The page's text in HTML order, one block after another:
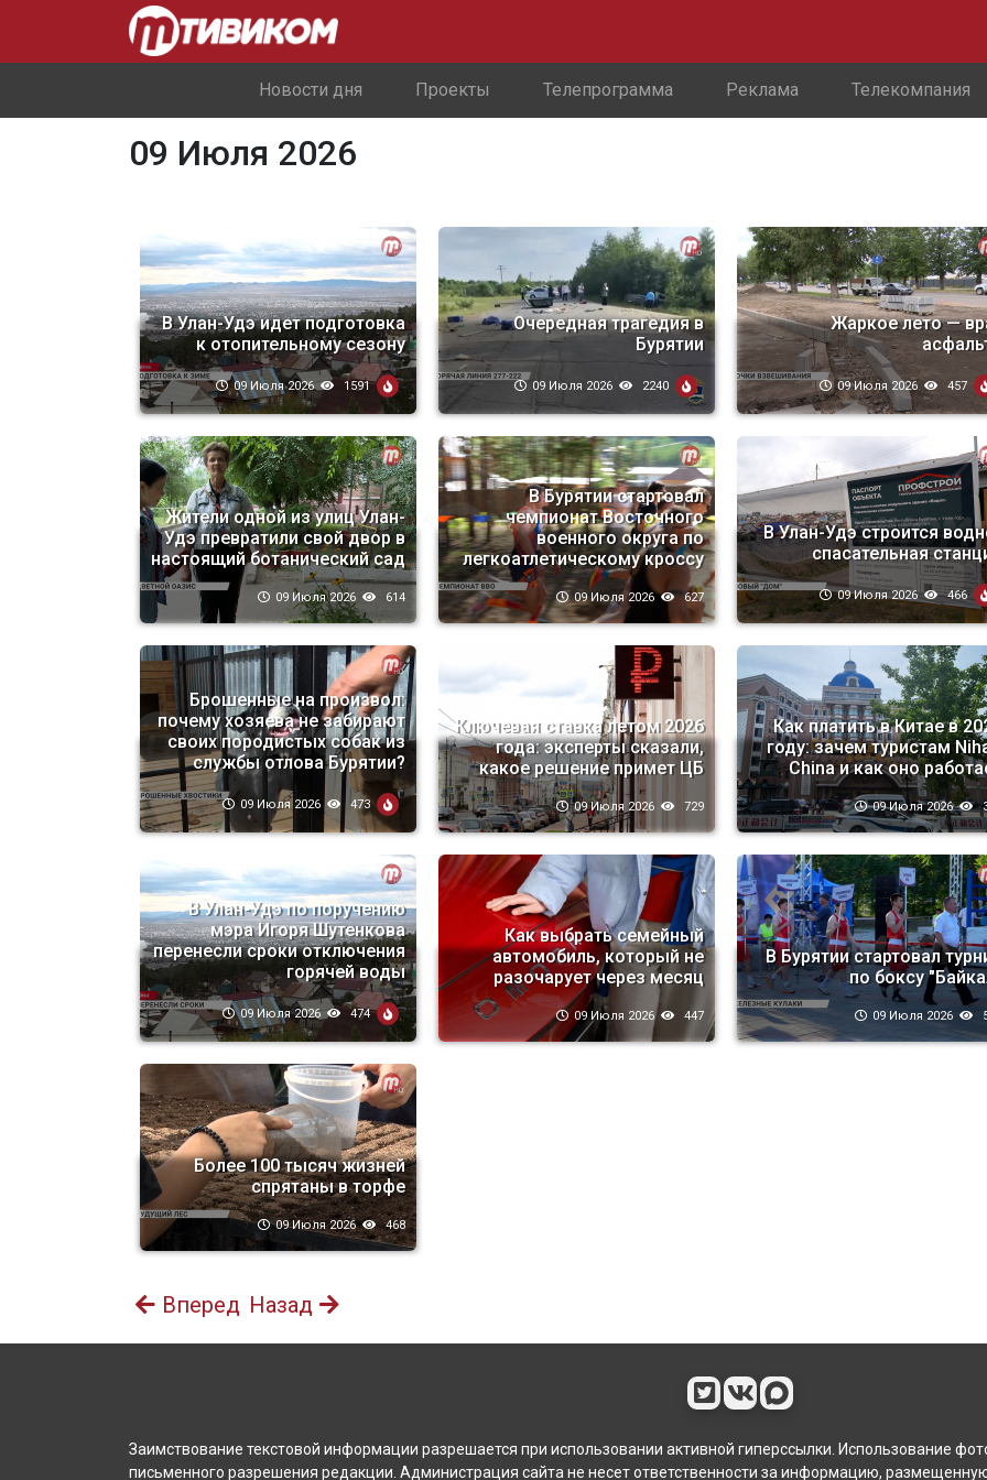
Новости дня Проекты Телепрограмма Реклама Телекомпания
09 Июля 2026
В Улан-Удэ идет подготовка
к отопительному сезону
09 Июля 2026 1591
Очередная трагедия в
Бурятии
09 Июля 2026 2240
Жаркое лето —
09 Июля 2026 457
Жители одной из улиц Улан-
Удэ превратили свой двор в
настоящий ботанический сад
09 Июля 2026 614
В Бурятии стартовал
чемпионат Восточного
военного округа по
легкоатлетическому кроссу
09 Июля 2026 627
В Улан-Удэ строится
спасательная
09 Июля 2026 466
Брошенные на произвол:
почему хозяева не забирают
своих породистых собак из
службы отлова Бурятии?
09 Июля 2026 473
Ключевая ставка летом 2026
года: эксперты сказали,
какое решение примет ЦБ
09 Июля 2026 729
Как платить в Китае в
году: зачем туристам
China и как оно
09 Июля 2026
В Улан-Удэ по поручению
мэра Игоря Шутенкова
перенесли сроки отключения
горячей воды
09 Июля 2026 474
Как выбрать семейный
автомобиль, который не
разочарует через месяц
09 Июля 2026 447
В Бурятии стартовал
по боксу
09 Июля 2026
Более 100 тысяч жизней
спрятаны в торфе
09 Июля 2026 468
Вперед Назад
Заимствование текстовой информации разрешается при использовании активной гиперссылки. Использование
письменного разрешения редакции. Администрация сайта не несет ответственности за информацию,